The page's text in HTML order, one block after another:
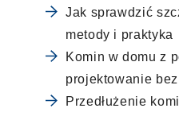
Jak sprawdzić
metody i praktyka
Komin w domu z
projektowanie bez
Przedłużenie